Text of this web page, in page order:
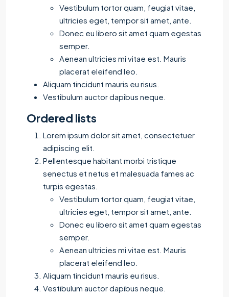
Vestibulum tortor quam, feugiat vitae,
ultricies eget, tempor sit amet, ante.
Donec eu libero sit amet quam egestas
semper.
Aenean ultricies mi vitae est. Mauris
placerat eleifend leo.
Aliquam tincidunt mauris eu risus.
Vestibulum auctor dapibus neque.
Ordered lists
Lorem ipsum dolor sit amet, consectetuer
adipiscing elit.
Pellentesque habitant morbi tristique
senectus et netus et malesuada fames ac
turpis egestas.
Vestibulum tortor quam, feugiat vitae,
ultricies eget, tempor sit amet, ante.
Donec eu libero sit amet quam egestas
semper.
Aenean ultricies mi vitae est. Mauris
placerat eleifend leo.
Aliquam tincidunt mauris eu risus.
Vestibulum auctor dapibus neque.